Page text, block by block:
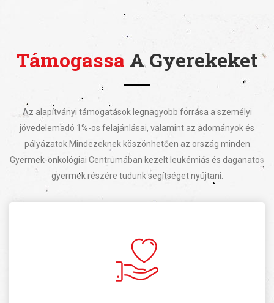
Támogassa A Gyerekeket
Az alapítványi támogatások legnagyobb forrása a személyi
jövedelemadó 1%-os felajánlásai, valamint az adományok és
pályázatok. Mindezeknek köszönhetően az ország minden
Gyermek-onkológiai Centrumában kezelt leukémiás és daganatos
gyermek részére tudunk segítséget nyújtani.